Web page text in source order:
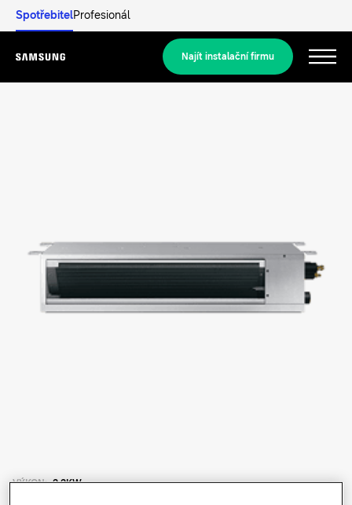
SpotřebitelProfesionál
Menu
Najít instalační firmu
Objevit
KOMERČNÍ ŘEŠENÍ
VÝKON: 2.2KW